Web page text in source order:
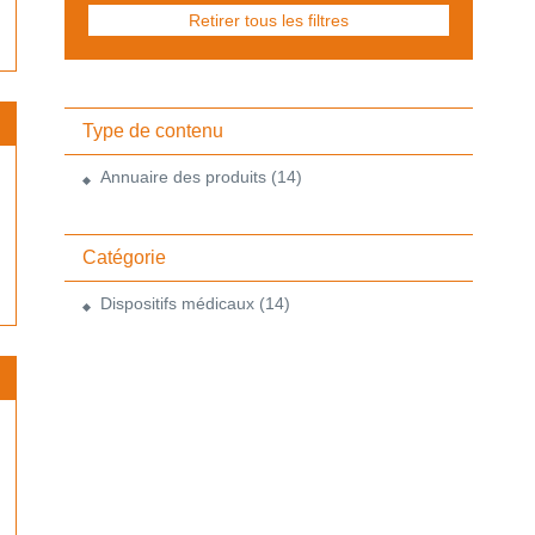
Retirer tous les filtres
Type de contenu
Annuaire des produits (14)
Catégorie
Dispositifs médicaux (14)